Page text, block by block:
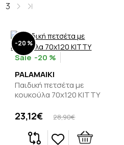
3
-20 %
-20 %
PALAMAIKI
Παιδική πετσέτα με
κουκούλα 70x120 KITTY
28,90€
23,12€